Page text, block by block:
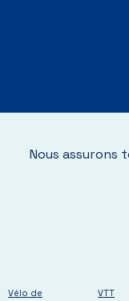
Nous assurons
Vélo de
VTT